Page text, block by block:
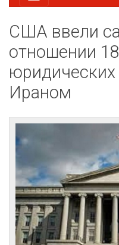
США ввели
отношении
Ираном